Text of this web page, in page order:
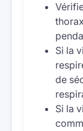
Si la
de
Si la